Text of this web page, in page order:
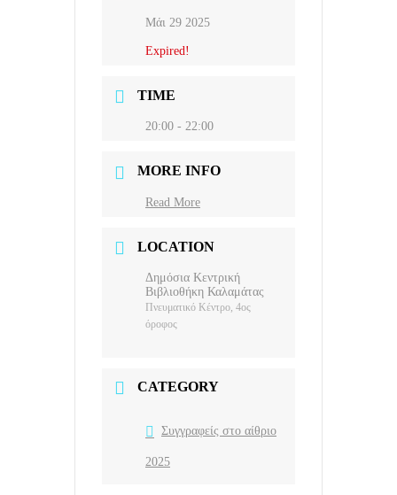
Μάι 29 2025
Expired!
TIME
20:00 - 22:00
MORE INFO
Read More
LOCATION
Δημόσια Κεντρική
Βιβλιοθήκη Καλαμάτας
Πνευματικό Κέντρο, 4ος
όροφος
CATEGORY
Συγγραφείς στο αίθριο
2025